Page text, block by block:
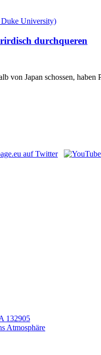
durchqueren
von Japan schossen,
132905
Atmosphäre